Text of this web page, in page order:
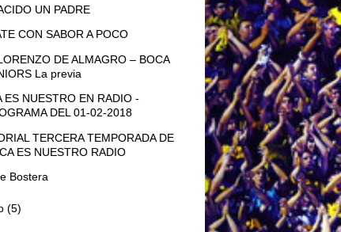
UN PADRE
CON SABOR A POCO
DE ALMAGRO – BOCA
La previa
ES NUESTRO EN RADIO -
DEL 01-02-2018
TERCERA TEMPORADA DE
ES NUESTRO RADIO
Bostera
(5)